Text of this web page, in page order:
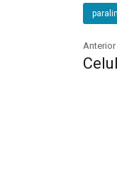
Anterior